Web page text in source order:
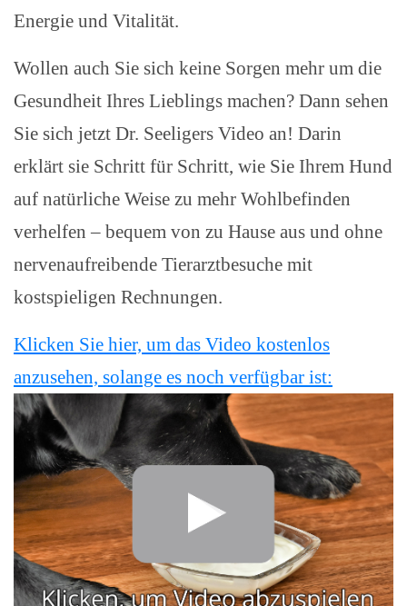
Energie und Vitalität.
Wollen auch Sie sich keine Sorgen mehr um die
Gesundheit Ihres Lieblings machen? Dann sehen
Sie sich jetzt Dr. Seeligers Video an! Darin
erklärt sie Schritt für Schritt, wie Sie Ihrem Hund
auf natürliche Weise zu mehr Wohlbefinden
verhelfen – bequem von zu Hause aus und ohne
nervenaufreibende Tierarztbesuche mit
kostspieligen Rechnungen.
Klicken Sie hier, um das Video kostenlos
anzusehen, solange es noch verfügbar ist: